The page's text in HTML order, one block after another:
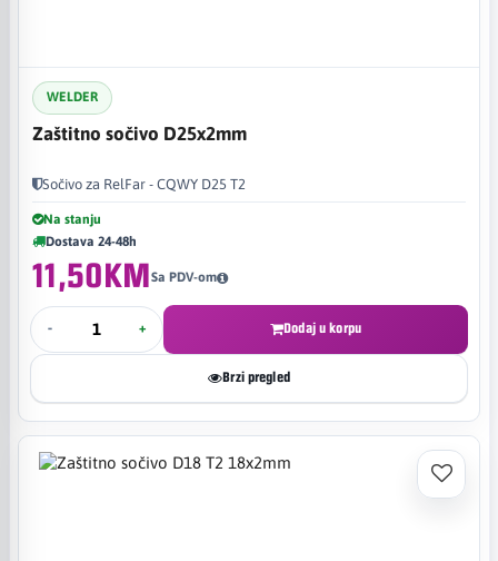
WELDER
Zaštitno sočivo D25x2mm
Sočivo za RelFar - CQWY D25 T2
Na stanju
Dostava 24-48h
11,50KMSa PDV-om
- + Dodaj u korpu
Brzi pregled